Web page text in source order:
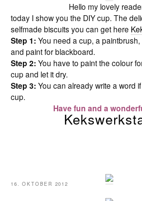
Hello my lovely
today I show you the DIY cup. The
selfmade biscuits you can get here
Step 1: You need a cup, a
and paint for blackboard.
Step 2: You have to paint the colour
cup and let it dry.
Step 3: You can already write a word
cup.
Have fun and a
VERÖFFENTLICHT
16. OKTOBER 2012